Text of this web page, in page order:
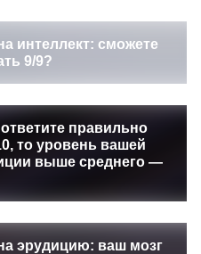
интеллект: сможете
9/9?
правильно
то уровень вашей
выше среднего —
эрудицию: ваш мозг